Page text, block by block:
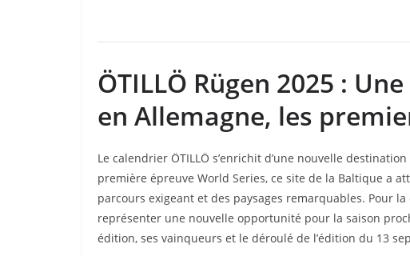
ÖTILLÖ Rügen 2025 :
en Allemagne, les
Le calendrier ÖTILLÖ s’enrichit d’une nouvelle
première épreuve World Series, ce site de la Baltique a
parcours exigeant et des paysages remarquables. Pour
représenter une nouvelle opportunité pour la saison
édition, ses vainqueurs et le déroulé de l’édition du 13